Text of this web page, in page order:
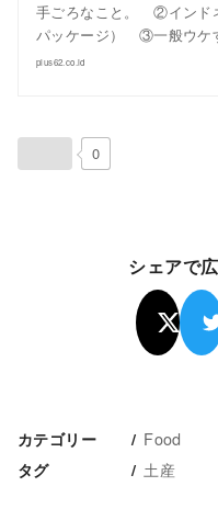
手ごろなこと。 ②インド
パッケージ） ③一般ウケ
plus62.co.id
0
シェアで
カテゴリー Food
タグ 土産